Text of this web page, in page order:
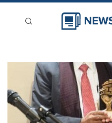
新聞稿分類
登入
刊登